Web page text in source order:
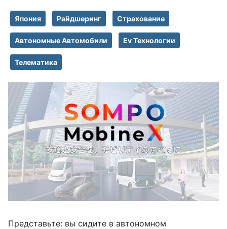
Япония Райдшеринг Страхование
Автономные Автомобили Ev Технологии
Телематика
Представьте: вы сидите в автономном